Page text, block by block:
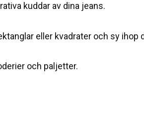
kuddar av dina jeans.
eller kvadrater och sy ihop
och paljetter.